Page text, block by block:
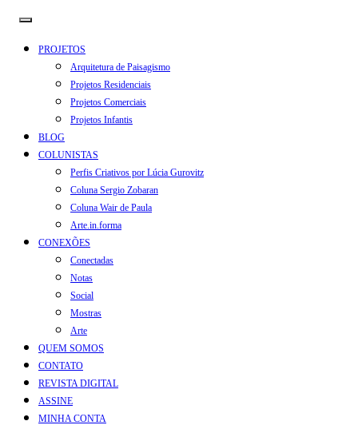
PROJETOS
Arquitetura de Paisagismo
Projetos Residenciais
Projetos Comerciais
Projetos Infantis
BLOG
COLUNISTAS
Perfis Criativos por Lúcia Gurovitz
Coluna Sergio Zobaran
Coluna Wair de Paula
Arte.in.forma
CONEXÕES
Conectadas
Notas
Social
Mostras
Arte
QUEM SOMOS
CONTATO
REVISTA DIGITAL
ASSINE
MINHA CONTA